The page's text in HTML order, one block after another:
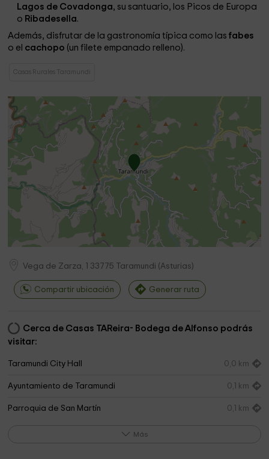
Lagos de Covadonga, su santuario, los Picos de Europa
o Ribadesella.
Además, disfrutar de la gastronomía típica como lasfabes
o el cachopo (un filete empanado relleno).
Casas Rurales Taramundi
Vega de Zarza, 1 33775 Taramundi (Asturias)
Compartir ubicación Generar ruta
Cerca de Casas TAReira- Bodega de Alfonso podrás
visitar:
Taramundi City Hall 0,0 km
Ayuntamiento de Taramundi 0,1 km
Parroquia de San Martín 0,1 km
Más